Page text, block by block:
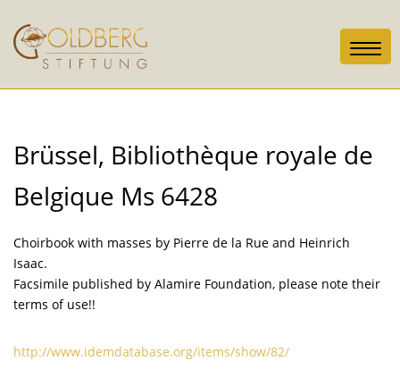
Brüssel, Bibliothèque royale de
Belgique Ms 6428
Choirbook with masses by Pierre de la Rue and Heinrich
Isaac.
Facsimile published by Alamire Foundation, please note their
terms of use!!
http://www.idemdatabase.org/items/show/82/